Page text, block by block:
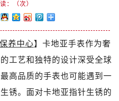
：（次）
养中心】卡地亚手表作为奢
工艺和独特的设计深受全球
高品质的手表也可能遇到一
锈。面对卡地亚指针生锈的